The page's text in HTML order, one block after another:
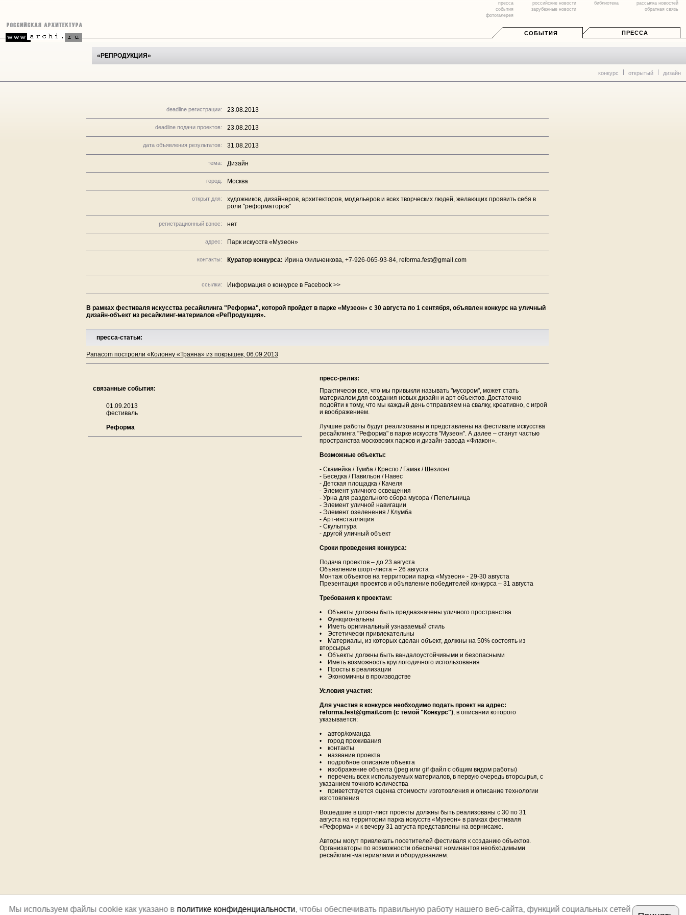
пресса
события
фотогалерея
российские новости
зарубежные новости
библиотека
рассылка новостей
обратная связь
СОБЫТИЯ ПРЕССА
«РЕПРОДУКЦИЯ»
конкурс открытый дизайн
deadline регистрации: 23.08.2013
deadline подачи проектов: 23.08.2013
дата объявления результатов: 31.08.2013
тема: Дизайн
город: Москва
открыт для:
художников, дизайнеров, архитекторов, модельеров и всех творческих людей, желающих проявить себя в
роли "реформаторов"
регистрационный взнос: нет
адрес: Парк искусств «Музеон»
контакты: Куратор конкурса: Ирина Фильченкова, +7-926-065-93-84, reforma.fest@gmail.com
ссылки: Информация о конкурсе в Facebook >>
В рамках фестиваля искусства ресайклинга "Реформа", которой пройдет в парке «Музеон» с 30 августа по 1 сентября, объявлен конкурс на уличный
дизайн-объект из ресайклинг-материалов «РеПродукция».
пресса-статьи:
Panacom построили «Колонну «Траяна» из покрышек, 06.09.2013
связанные события:
01.09.2013
фестиваль
Реформа
пресс-релиз:
Практически все, что мы привыкли называть "мусором", может стать
материалом для создания новых дизайн и арт объектов. Достаточно
подойти к тому, что мы каждый день отправляем на свалку, креативно, с игрой
и воображением.
Лучшие работы будут реализованы и представлены на фестивале искусства
ресайклинга "Реформа" в парке искусств "Музеон". А далее – станут частью
пространства московских парков и дизайн-завода «Флакон».
Возможные объекты:
- Скамейка / Тумба / Кресло / Гамак / Шезлонг
- Беседка / Павильон / Навес
- Детская площадка / Качеля
- Элемент уличного освещения
- Урна для раздельного сбора мусора / Пепельница
- Элемент уличной навигации
- Элемент озеленения / Клумба
- Арт-инсталляция
- Скульптура
- другой уличный объект
Сроки проведения конкурса:
Подача проектов – до 23 августа
Объявление шорт-листа – 26 августа
Монтаж объектов на территории парка «Музеон» - 29-30 августа
Презентация проектов и объявление победителей конкурса – 31 августа
Требования к проектам:
• Объекты должны быть предназначены уличного пространства
• Функциональны
• Иметь оригинальный узнаваемый стиль
• Эстетически привлекательны
• Материалы, из которых сделан объект, должны на 50% состоять из
вторсырья
• Объекты должны быть вандалоустойчивыми и безопасными
• Иметь возможность круглогодичного использования
• Просты в реализации
• Экономичны в производстве
Условия участия:
Для участия в конкурсе необходимо подать проект на адрес:
reforma.fest@gmail.com (с темой "Конкурс"), в описании которого
указывается:
• автор/команда
• город проживания
• контакты
• название проекта
• подробное описание объекта
• изображение объекта (jpeg или gif файл с общим видом работы)
• перечень всех используемых материалов, в первую очередь вторсырья, с
указанием точного количества
• приветствуется оценка стоимости изготовления и описание технологии
изготовления
Вошедшие в шорт-лист проекты должны быть реализованы с 30 по 31
августа на территории парка искусств «Музеон» в рамках фестиваля
«Реформа» и к вечеру 31 августа представлены на вернисаже.
Авторы могут привлекать посетителей фестиваля к созданию объектов.
Организаторы по возможности обеспечат номинантов необходимыми
ресайклинг-материалами и оборудованием.
Мы используем файлы cookie как указано в политике конфиденциальности, чтобы обеспечивать правильную работу нашего веб-сайта, функций социальных сетей